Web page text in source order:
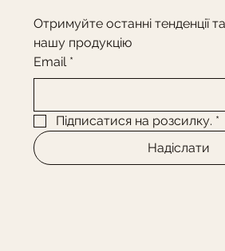
Отримуйте останні тенденції
нашу продукцію
Email *
Підписатися на розсилку. *
Надіслати